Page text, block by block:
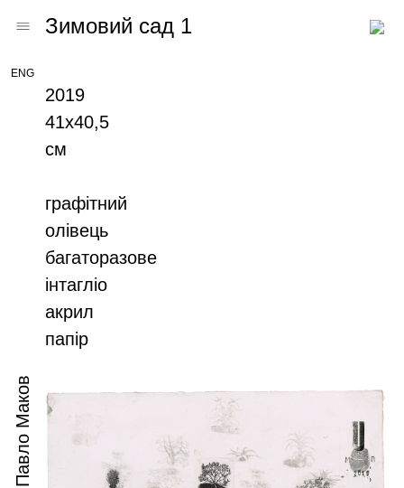
Зимовий сад 1
ENG
Павло Маков
2019
41х40,5
см
графітний
олівець
багаторазове
інтагліо
акрил
папір